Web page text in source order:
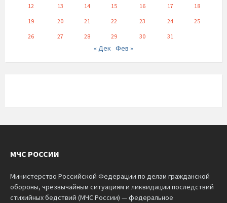
12
13 14 15 16 17
18
19
20 21 22 23 24
25
26
27 28 29 30 31
« Дек Фев »
МЧС РОССИИ
Министерство Российской Федерации по делам гражданской
обороны, чрезвычайным ситуациям и ликвидации последствий
стихийных бедствий (МЧС России) — федеральное